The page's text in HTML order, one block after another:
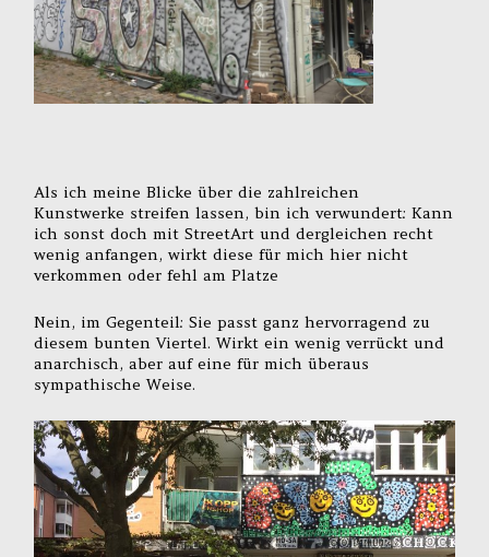
Als ich meine Blicke über die zahlreichen
Kunstwerke streifen lassen, bin ich verwundert: Kann
ich sonst doch mit StreetArt und dergleichen recht
wenig anfangen, wirkt diese für mich hier nicht
verkommen oder fehl am Platze
Nein, im Gegenteil: Sie passt ganz hervorragend zu
diesem bunten Viertel. Wirkt ein wenig verrückt und
anarchisch, aber auf eine für mich überaus
sympathische Weise.